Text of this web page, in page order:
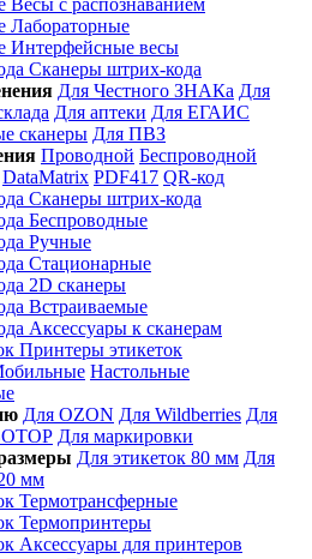
Весы с распознаванием
Лабораторные
Интерфейсные весы
Сканеры штрих-кода
Для Честного ЗНАКа Для
Для аптеки Для ЕГАИС
сканеры Для ПВЗ
Проводной Беспроводной
DataMatrix PDF417 QR-код
Сканеры штрих-кода
Беспроводные
Ручные
Стационарные
2D сканеры
Встраиваемые
Аксессуары к сканерам
Принтеры этикеток
Настольные
Для OZON Для Wildberries Для
Для маркировки
Для этикеток 80 мм Для
мм
Термотрансферные
Термопринтеры
Аксессуары для принтеров